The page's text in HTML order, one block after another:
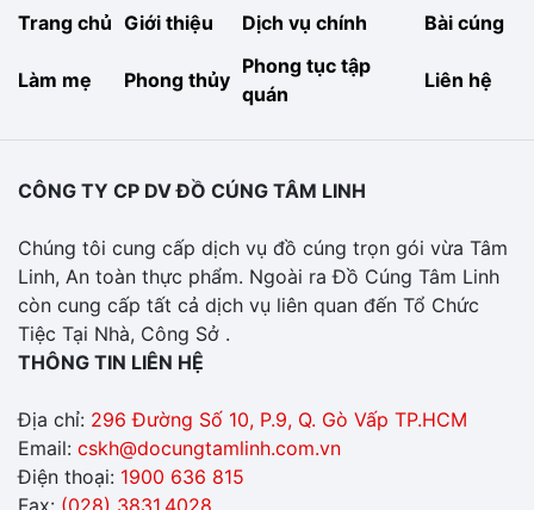
Trang chủ Giới thiệu Dịch vụ chính Bài cúng
Làm mẹ Phong thủy
Phong tục tập
quán
Liên hệ
CÔNG TY CP DV ĐỒ CÚNG TÂM LINH
Chúng tôi cung cấp dịch vụ đồ cúng trọn gói vừa Tâm
Linh, An toàn thực phẩm. Ngoài ra Đồ Cúng Tâm Linh
còn cung cấp tất cả dịch vụ liên quan đến Tổ Chức
Tiệc Tại Nhà, Công Sở .
THÔNG TIN LIÊN HỆ
Địa chỉ: 296 Đường Số 10, P.9, Q. Gò Vấp TP.HCM
Email: cskh@docungtamlinh.com.vn
Điện thoại: 1900 636 815